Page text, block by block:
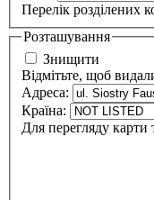
Перелік розділених
Розташування
Знищити
Відмітьте, щоб
Адреса:
Країна:
Для перегляду карти